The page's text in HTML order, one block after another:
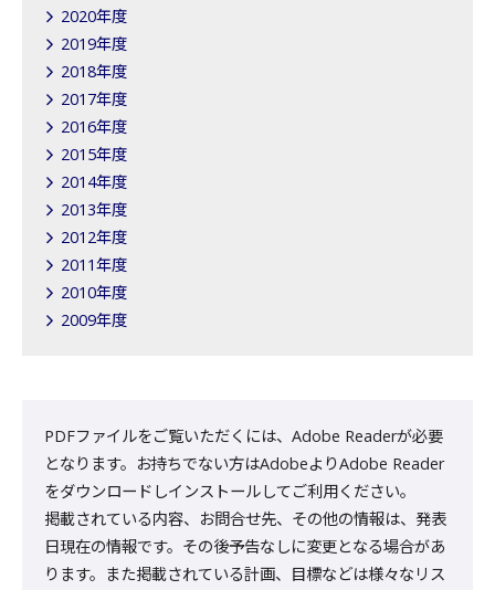
2020年度
2019年度
2018年度
2017年度
2016年度
2015年度
2014年度
2013年度
2012年度
2011年度
2010年度
2009年度
PDFファイルをご覧いただくには、Adobe Readerが必要
となります。お持ちでない方はAdobeよりAdobe Reader
をダウンロードしインストールしてご利用ください。
掲載されている内容、お問合せ先、その他の情報は、発表
日現在の情報です。その後予告なしに変更となる場合があ
ります。また掲載されている計画、目標などは様々なリス